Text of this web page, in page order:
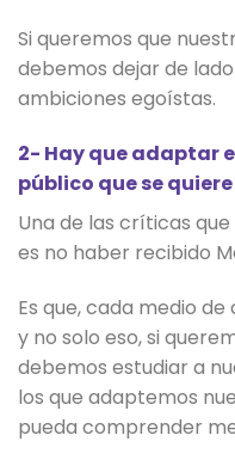
Si queremos que
debemos dejar de
ambiciones egoístas.
2- Hay que adaptar
público que se
Una de las críticas
es no haber recibido
Es que, cada medio
y no solo eso, si
debemos estudiar a
los que adaptemos
pueda comprender